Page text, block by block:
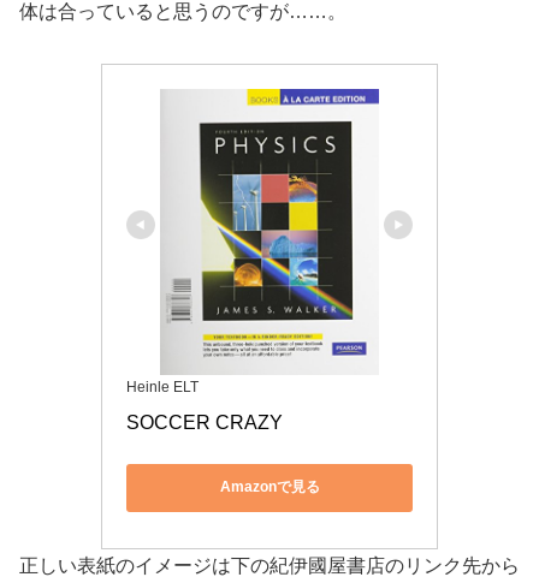
体は合っていると思うのですが……。
Heinle ELT
SOCCER CRAZY
Amazonで見る
正しい表紙のイメージは下の紀伊國屋書店のリンク先から